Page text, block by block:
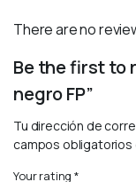
There are no
Be the first to
negro FP”
Tu dirección de
campos
Your rating*